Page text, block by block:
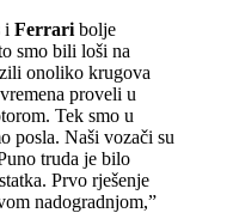
i Ferrari bolje
smo bili loši na
onoliko krugova
proveli u
Tek smo u
posla. Naši vozači su
truda je bilo
Prvo rješenje
nadogradnjom,”